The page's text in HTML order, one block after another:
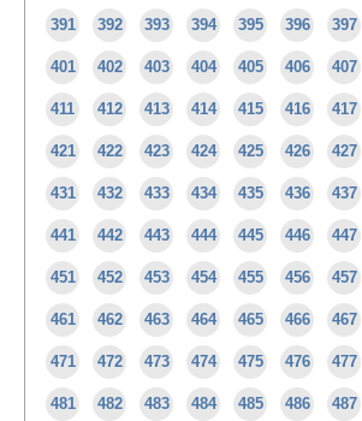
391 392 393 394 395 396 397
401 402 403 404 405 406 407
411 412 413 414 415 416 417
421 422 423 424 425 426 427
431 432 433 434 435 436 437
441 442 443 444 445 446 447
451 452 453 454 455 456 457
461 462 463 464 465 466 467
471 472 473 474 475 476 477
481 482 483 484 485 486 487